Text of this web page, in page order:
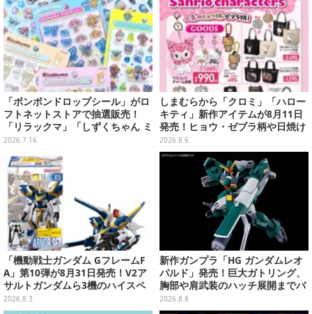
「ボンボンドロップシール」がロ
フトネットストアで抽選販売！
「リラックマ」「しずくちゃん ミ
ニ」など全12種をラインナップ
2026.7.16
しまむらから「クロミ」「ハロー
キティ」新作アイテムが8月11日
発売！ヒョウ・ゼブラ柄や日焼け
デザインの可愛い雑貨・アパレル
など多数
2026.8.6
「機動戦士ガンダム GフレームF
A」第10弾が8月31日発売！V2ア
サルトガンダムら3機のハイスペ
ック可動フィギュア
2026.8.3
新作ガンプラ「HG ガンダムレオ
パルド」発売！巨大ガトリング、
胸部や肩武装のハッチ展開までバ
ッチリ
2026.8.8